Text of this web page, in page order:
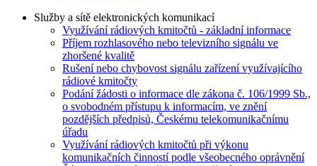
Služby a sítě elektronických komunikací
Využívání rádiových kmitočtů - základní informace
Příjem rozhlasového nebo televizního signálu ve
zhoršené kvalitě
Rušení nebo chybovost signálu zařízení využívajícího
rádiové kmitočty
Podání žádosti o informace dle zákona č. 106/1999 Sb.,
o svobodném přístupu k informacím, ve znění
pozdějších předpisů, Českému telekomunikačnímu
úřadu
Využívání rádiových kmitočtů při výkonu
komunikačních činností podle všeobecného oprávnění